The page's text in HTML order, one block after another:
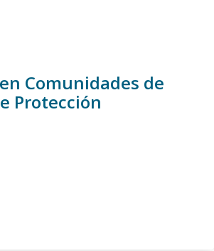
Comunidades de
Protección